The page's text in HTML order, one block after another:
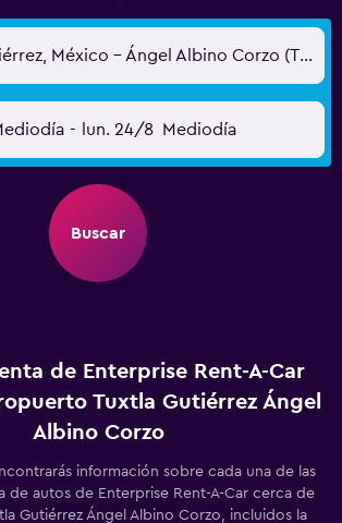
Tuxtla Gutiérrez, México - Ángel Albino Corzo (TGZ)
- lun. 24/8 Mediodía
Buscar
de Enterprise Rent-A-Car
Tuxtla Gutiérrez Ángel
Albino Corzo
información sobre cada una de las
de autos de Enterprise Rent-A-Car cerca de
Gutiérrez Ángel Albino Corzo, incluidos la